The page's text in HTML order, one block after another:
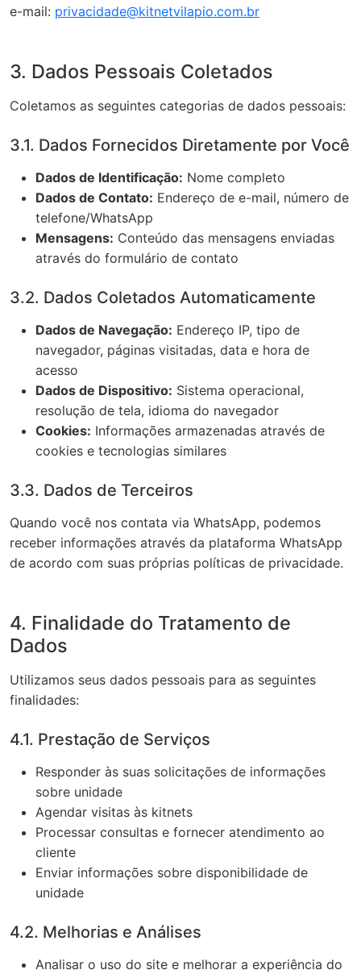
e-mail: privacidade@kitnetvilapio.com.br
3. Dados Pessoais Coletados
Coletamos as seguintes categorias de dados pessoais:
3.1. Dados Fornecidos Diretamente por Você
Dados de Identificação: Nome completo
Dados de Contato: Endereço de e-mail, número de
telefone/WhatsApp
Mensagens: Conteúdo das mensagens enviadas
através do formulário de contato
3.2. Dados Coletados Automaticamente
Dados de Navegação: Endereço IP, tipo de
navegador, páginas visitadas, data e hora de
acesso
Dados de Dispositivo: Sistema operacional,
resolução de tela, idioma do navegador
Cookies: Informações armazenadas através de
cookies e tecnologias similares
3.3. Dados de Terceiros
Quando você nos contata via WhatsApp, podemos
receber informações através da plataforma WhatsApp
de acordo com suas próprias políticas de privacidade.
4. Finalidade do Tratamento de
Dados
Utilizamos seus dados pessoais para as seguintes
finalidades:
4.1. Prestação de Serviços
Responder às suas solicitações de informações
sobre unidade
Agendar visitas às kitnets
Processar consultas e fornecer atendimento ao
cliente
Enviar informações sobre disponibilidade de
unidade
4.2. Melhorias e Análises
Analisar o uso do site e melhorar a experiência do